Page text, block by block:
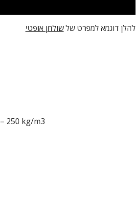
להלן דוגמא למפרט שלשולחן אופטי
250 kg/m3